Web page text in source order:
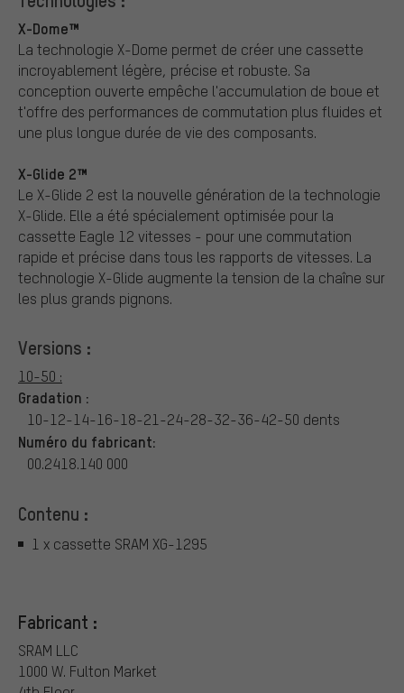
X-Dome™
La technologie X-Dome permet de créer une cassette
incroyablement légère, précise et robuste. Sa
conception ouverte empêche l'accumulation de boue et
t'offre des performances de commutation plus fluides et
une plus longue durée de vie des composants.
X-Glide 2™
Le X-Glide 2 est la nouvelle génération de la technologie
X-Glide. Elle a été spécialement optimisée pour la
cassette Eagle 12 vitesses - pour une commutation
rapide et précise dans tous les rapports de vitesses. La
technologie X-Glide augmente la tension de la chaîne sur
les plus grands pignons.
Versions :
10-50 :
Gradation :
10-12-14-16-18-21-24-28-32-36-42-50 dents
Numéro du fabricant:
00.2418.140 000
Contenu :
1 x cassette SRAM XG-1295
Fabricant :
SRAM LLC
1000 W. Fulton Market